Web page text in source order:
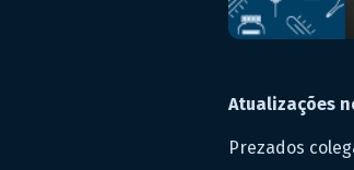
Atualizações
Prezados